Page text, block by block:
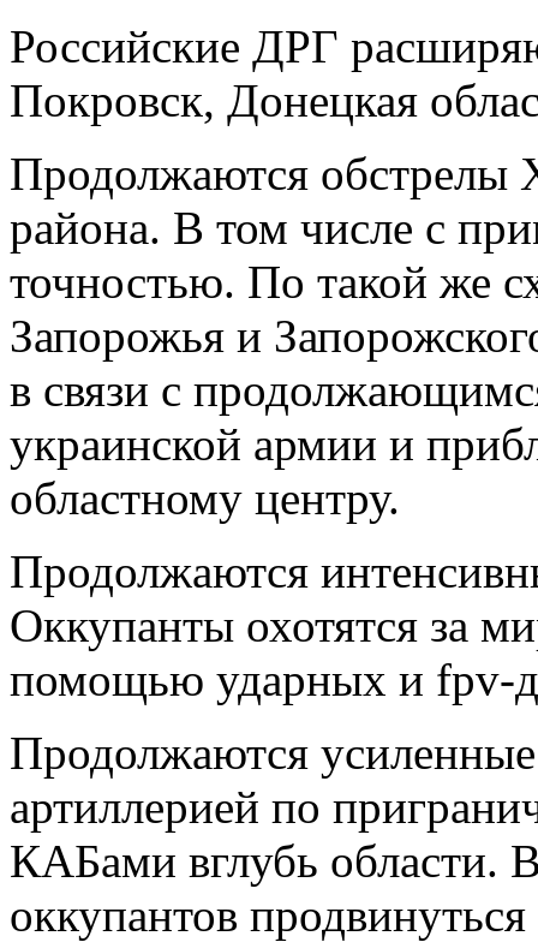
Российские ДРГ
Покровск, Донецкая
Продолжаются обстрелы
района. В том числе с
точностью. По такой же
Запорожья и
в связи с
украинской армии и
областному центру.
Продолжаются
Оккупанты охотятся за
помощью ударных и fpv-
Продолжаются
артиллерией по
КАБами вглубь области.
оккупантов